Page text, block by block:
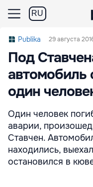
RU
Publika 29 августа
Под
автомобиль
один
Один человек
аварии,
Ставчен.
находились,
остановился в